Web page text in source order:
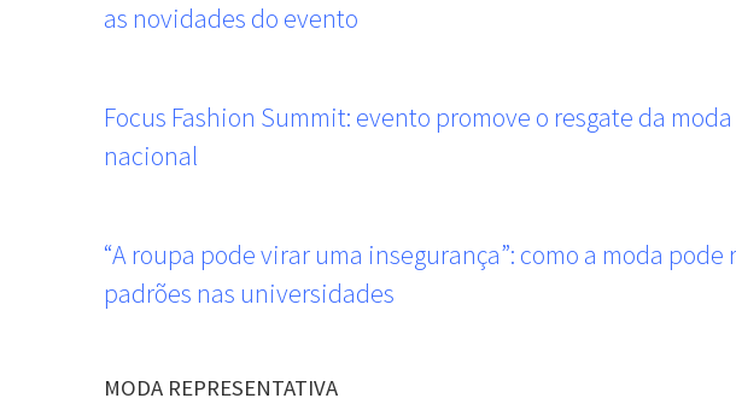
as novidades do evento
Focus Fashion Summit: evento promove o resgate da moda
nacional
“A roupa pode virar uma insegurança”: como a moda pode
padrões nas universidades
MODA REPRESENTATIVA